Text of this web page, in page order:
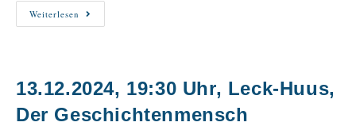
Weiterlesen Weihnachtstour
08.12.-20.12.2024
13.12.2024, 19:30 Uhr, Leck-Huus,
Der Geschichtenmensch